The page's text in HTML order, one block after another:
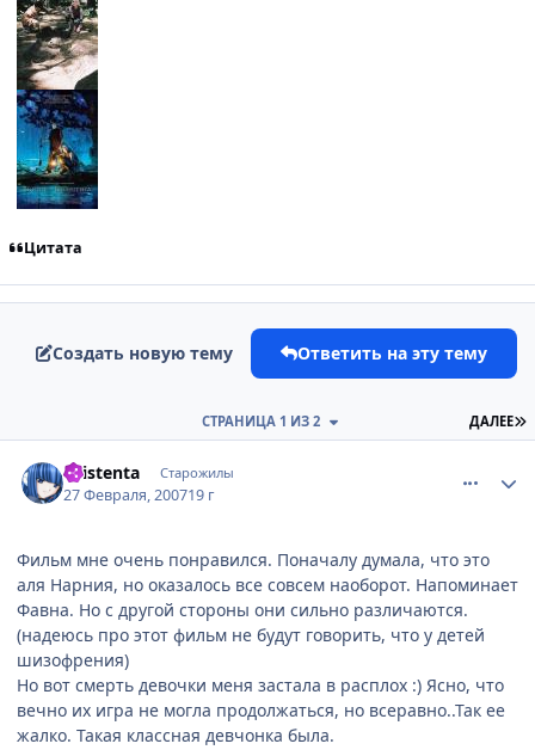
Цитата
Создать новую тему Ответить на эту тему
ДАЛЕЕ
СТРАНИЦА 1 ИЗ 2
Existenta Старожилы
27 Февраля, 200719 г
Фильм мне очень понравился. Поначалу думала, что это
аля Нарния, но оказалось все совсем наоборот. Напоминает
Фавна. Но с другой стороны они сильно различаются.
(надеюсь про этот фильм не будут говорить, что у детей
шизофрения)
Но вот смерть девочки меня застала в расплох :) Ясно, что
вечно их игра не могла продолжаться, но всеравно..Так ее
жалко. Такая классная девчонка была.